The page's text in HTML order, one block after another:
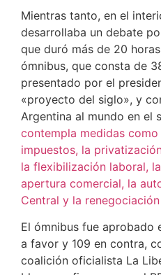
Mientras tanto, en el
desarrollaba un debate
que duró más de 20
ómnibus, que consta de
presentado por el
«proyecto del siglo», y
Argentina al mundo en el
contempla medidas
impuestos, la
la flexibilización laboral,
apertura comercial, la
Central y la
El ómnibus fue aprobado
a favor y 109 en contra,
coalición oficialista La